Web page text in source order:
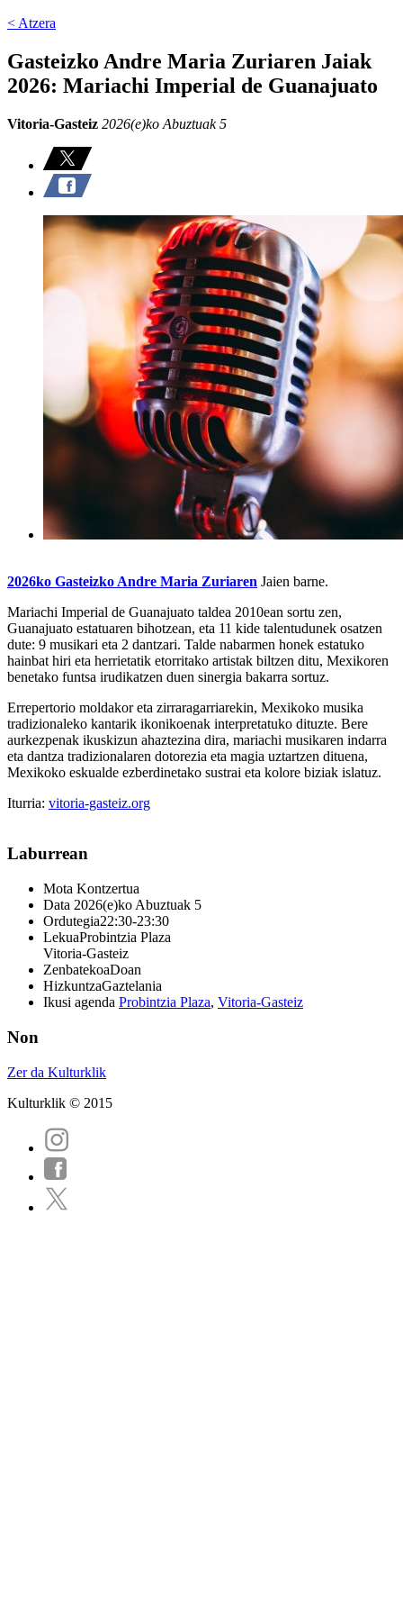
< Atzera
Gasteizko Andre Maria Zuriaren Jaiak
2026: Mariachi Imperial de Guanajuato
Vitoria-Gasteiz 2026(e)ko Abuztuak 5
2026ko Gasteizko Andre Maria Zuriaren Jaien barne.
Mariachi Imperial de Guanajuato taldea 2010ean sortu zen,
Guanajuato estatuaren bihotzean, eta 11 kide talentudunek osatzen
dute: 9 musikari eta 2 dantzari. Talde nabarmen honek estatuko
hainbat hiri eta herrietatik etorritako artistak biltzen ditu, Mexikoren
benetako funtsa irudikatzen duen sinergia bakarra sortuz.
Errepertorio moldakor eta zirraragarriarekin, Mexikoko musika
tradizionaleko kantarik ikonikoenak interpretatuko dituzte. Bere
aurkezpenak ikuskizun ahaztezina dira, mariachi musikaren indarra
eta dantza tradizionalaren dotorezia eta magia uztartzen dituena,
Mexikoko eskualde ezberdinetako sustrai eta kolore biziak islatuz.
Iturria: vitoria-gasteiz.org
Laburrean
Mota Kontzertua
Data 2026(e)ko Abuztuak 5
Ordutegia22:30-23:30
LekuaProbintzia Plaza
Vitoria-Gasteiz
ZenbatekoaDoan
HizkuntzaGaztelania
Ikusi agenda Probintzia Plaza, Vitoria-Gasteiz
Non
Zer da Kulturklik
Kulturklik © 2015